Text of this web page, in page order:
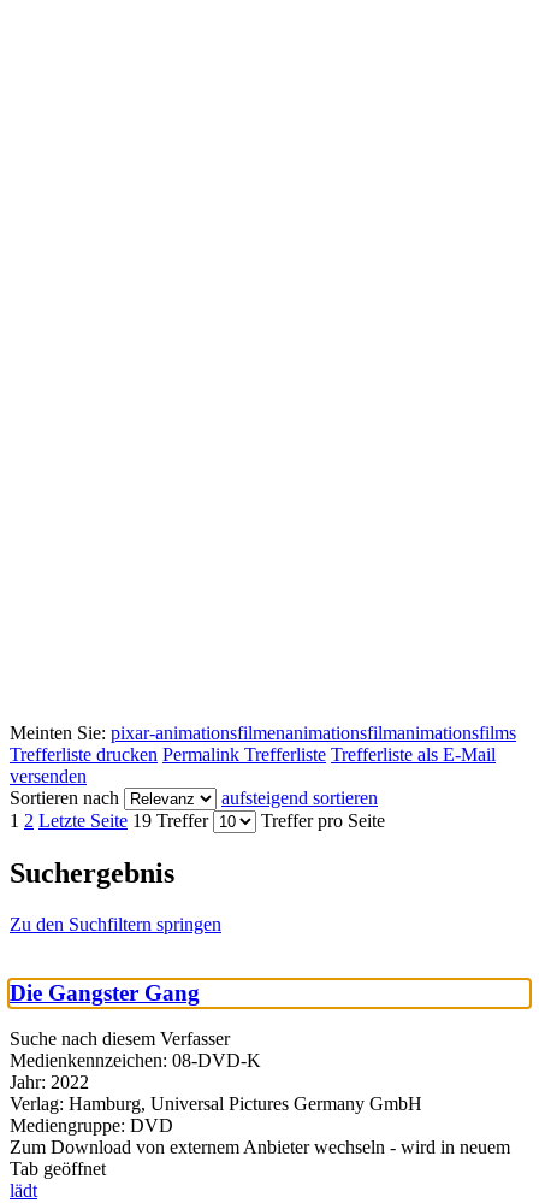
Meinten Sie: pixar-animationsfilmenanimationsfilmanimationsfilms
Trefferliste drucken Permalink Trefferliste Trefferliste als E-Mail
versenden
Sortieren nach
aufsteigend sortieren
1 2 Letzte Seite 19 Treffer Treffer pro Seite
Suchergebnis
Zu den Suchfiltern springen
Die Gangster Gang
Suche nach diesem Verfasser
Medienkennzeichen: 08-DVD-K
Jahr: 2022
Verlag: Hamburg, Universal Pictures Germany GmbH
Mediengruppe: DVD
Zum Download von externem Anbieter wechseln - wird in neuem
Tab geöffnet
lädt